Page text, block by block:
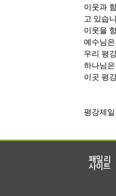
이웃과
고 있습
이웃을
예수님
우리 평
하나님
이곳 평
평강제
패밀리
사이트